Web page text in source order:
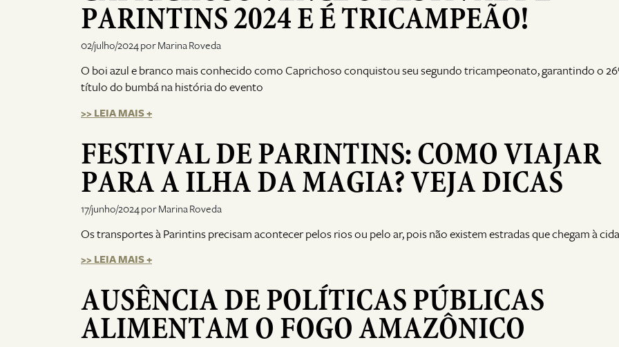
PARINTINS 2024 E É TRICAMPEÃO!
02/julho/2024 por Marina Roveda
O boi azul e branco mais conhecido como Caprichoso conquistou seu segundo tricampeonato, garantindo o
título do bumbá na história do evento
>> LEIA MAIS +
FESTIVAL DE PARINTINS: COMO VIAJAR
PARA A ILHA DA MAGIA? VEJA DICAS
17/junho/2024 por Marina Roveda
Os transportes à Parintins precisam acontecer pelos rios ou pelo ar, pois não existem estradas que chegam à
>> LEIA MAIS +
AUSÊNCIA DE POLÍTICAS PÚBLICAS
ALIMENTAM O FOGO AMAZÔNICO